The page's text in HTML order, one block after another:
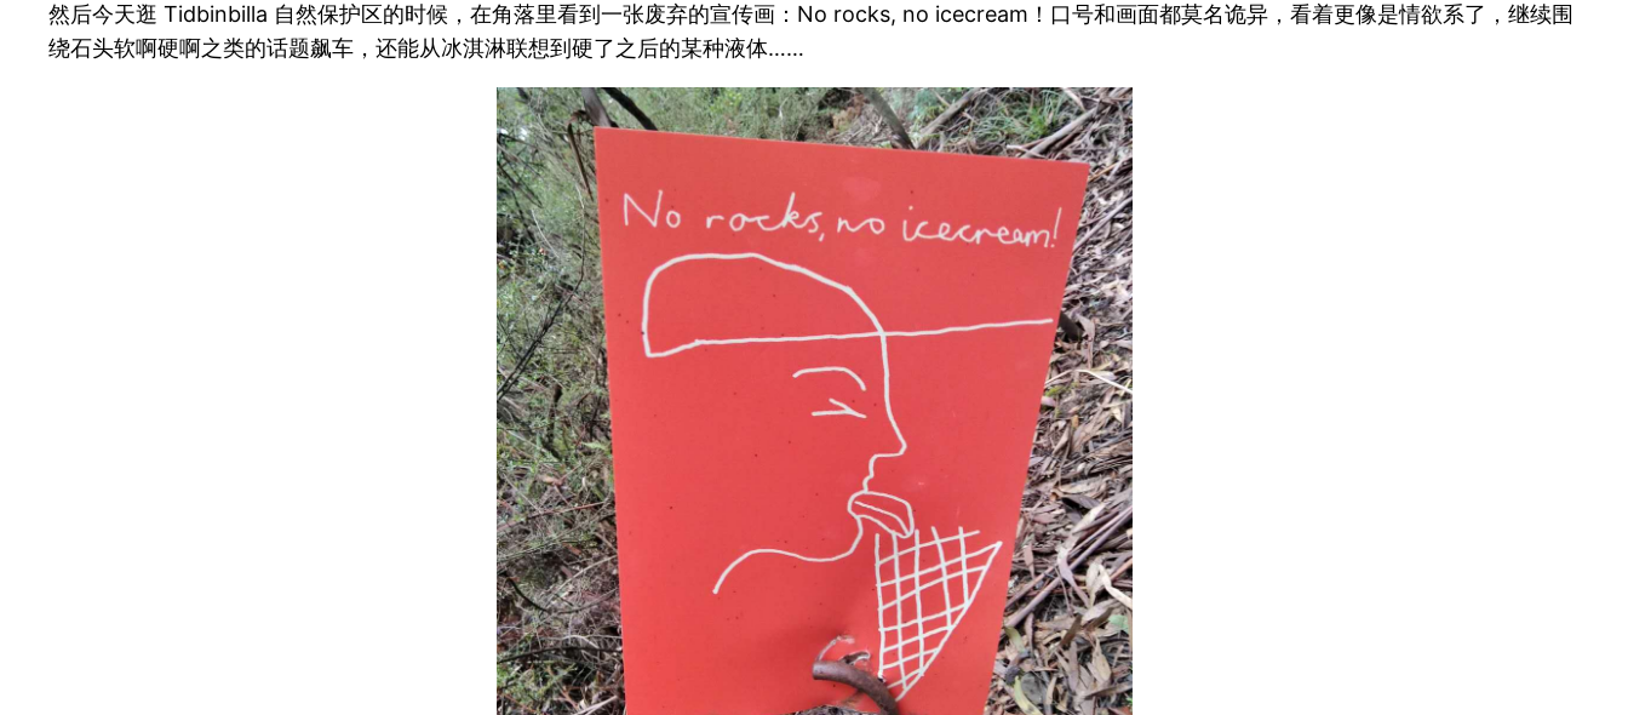
然后今天逛 Tidbinbilla 自然保护区的时候，在角落里看到一张废弃的宣传画：No rocks, no icecream！口号和画面都莫名诡异，看着更像是情欲系了，继续围
绕石头软啊硬啊之类的话题飙车，还能从冰淇淋联想到硬了之后的某种液体……